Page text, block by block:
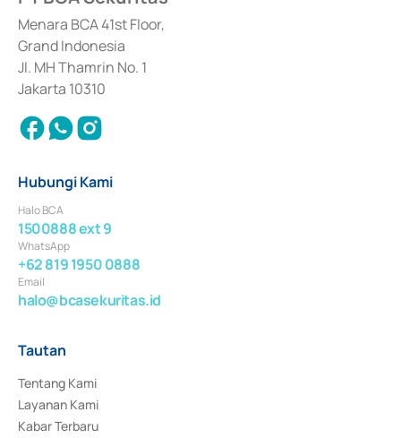
dan izin usaha lainnya dari Bank Indonesia sebagai Lembaga Pendukung
Penerbitan, Transaksi, serta Penatausahaan dan Penyelesaian Transaksi
Surat Berharga Komersial yang izinnya diterbitkan pada tahun 2018.
Menara BCA 41st Floor,
Grand Indonesia
Jl. MH Thamrin No. 1
Jakarta 10310
Hubungi Kami
Halo BCA
1500888 ext 9
WhatsApp
+62 819 1950 0888
Email
halo@bcasekuritas.id
Tautan
Tentang Kami
Layanan Kami
Kabar Terbaru